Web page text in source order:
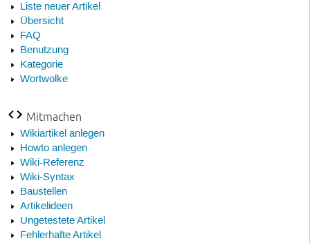
Liste neuer Artikel
Übersicht
FAQ
Benutzung
Kategorie
Wortwolke
Mitmachen
Wikiartikel anlegen
Howto anlegen
Wiki-Referenz
Wiki-Syntax
Baustellen
Artikelideen
Ungetestete Artikel
Fehlerhafte Artikel